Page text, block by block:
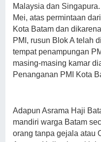
Malaysia dan
Mei, atas permintaan
Kota Batam dan
PMI, rusun Blok A telah
tempat penampungan
masing-masing kamar
Penanganan PMI Kota
Adapun Asrama Haji
mandiri warga Batam
orang tanpa gejala atau